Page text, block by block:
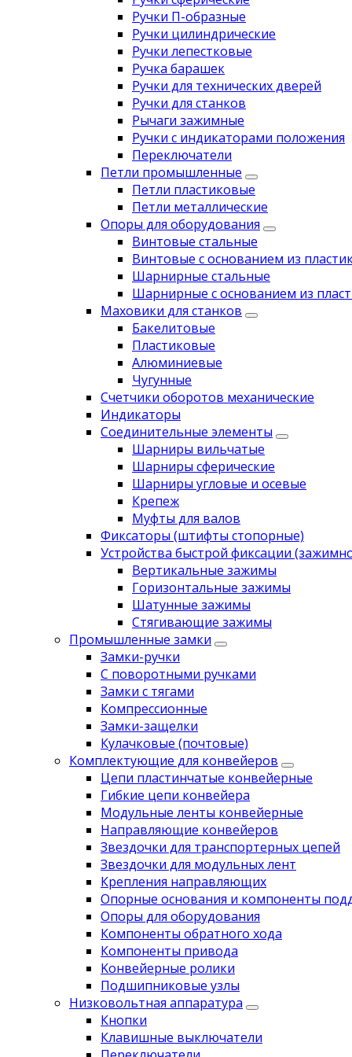
Ручки П-образные
Ручки цилиндрические
Ручки лепестковые
Ручка барашек
Ручки для технических дверей
Ручки для станков
Рычаги зажимные
Ручки с индикаторами положения
Переключатели
Петли промышленные
Петли пластиковые
Петли металлические
Опоры для оборудования
Винтовые стальные
Винтовые с основанием из
Шарнирные стальные
Шарнирные с основанием из
Маховики для станков
Бакелитовые
Пластиковые
Алюминиевые
Чугунные
Счетчики оборотов механические
Индикаторы
Соединительные элементы
Шарниры вильчатые
Шарниры сферические
Шарниры угловые и осевые
Крепеж
Муфты для валов
Фиксаторы (штифты стопорные)
Устройства быстрой фиксации
Вертикальные зажимы
Горизонтальные зажимы
Шатунные зажимы
Стягивающие зажимы
Промышленные замки
Замки-ручки
С поворотными ручками
Замки с тягами
Компрессионные
Замки-защелки
Кулачковые (почтовые)
Комплектующие для конвейеров
Цепи пластинчатые конвейерные
Гибкие цепи конвейера
Модульные ленты конвейерные
Направляющие конвейеров
Звездочки для транспортерных цепей
Звездочки для модульных лент
Крепления направляющих
Опорные основания и компоненты
Опоры для оборудования
Компоненты обратного хода
Компоненты привода
Koнвейерныe pолики
Подшипниковые узлы
Низковольтная аппаратура
Кнопки
Клавишные выключатели